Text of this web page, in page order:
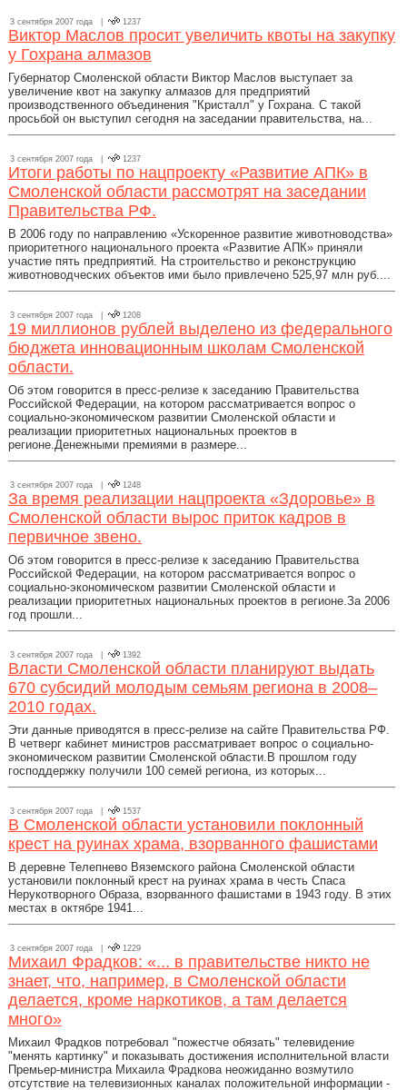
3 сентября 2007 года | 1237
Виктор Маслов просит увеличить квоты на закупку
у Гохрана алмазов
Губернатор Смоленской области Виктор Маслов выступает за
увеличение квот на закупку алмазов для предприятий
производственного объединения "Кристалл" у Гохрана. С такой
просьбой он выступил сегодня на заседании правительства, на...
3 сентября 2007 года | 1237
Итоги работы по нацпроекту «Развитие АПК» в
Смоленской области рассмотрят на заседании
Правительства РФ.
В 2006 году по направлению «Ускоренное развитие животноводства»
приоритетного национального проекта «Развитие АПК» приняли
участие пять предприятий. На строительство и реконструкцию
животноводческих объектов ими было привлечено 525,97 млн руб....
3 сентября 2007 года | 1208
19 миллионов рублей выделено из федерального
бюджета инновационным школам Смоленской
области.
Об этом говорится в пресс-релизе к заседанию Правительства
Российской Федерации, на котором рассматривается вопрос о
социально-экономическом развитии Смоленской области и
реализации приоритетных национальных проектов в
регионе.Денежными премиями в размере...
3 сентября 2007 года | 1248
За время реализации нацпроекта «Здоровье» в
Смоленской области вырос приток кадров в
первичное звено.
Об этом говорится в пресс-релизе к заседанию Правительства
Российской Федерации, на котором рассматривается вопрос о
социально-экономическом развитии Смоленской области и
реализации приоритетных национальных проектов в регионе.За 2006
год прошли...
3 сентября 2007 года | 1392
Власти Смоленской области планируют выдать
670 субсидий молодым семьям региона в 2008–
2010 годах.
Эти данные приводятся в пресс-релизе на сайте Правительства РФ.
В четверг кабинет министров рассматривает вопрос о социально-
экономическом развитии Смоленской области.В прошлом году
господдержку получили 100 семей региона, из которых...
3 сентября 2007 года | 1537
В Смоленской области установили поклонный
крест на руинах храма, взорванного фашистами
В деревне Телепнево Вяземского района Смоленской области
установили поклонный крест на руинах храма в честь Спаса
Нерукотворного Образа, взорванного фашистами в 1943 году. В этих
местах в октябре 1941...
3 сентября 2007 года | 1229
Михаил Фрадков: «... в правительстве никто не
знает, что, например, в Смоленской области
делается, кроме наркотиков, а там делается
много»
Михаил Фрадков потребовал "пожестче обязать" телевидение
"менять картинку" и показывать достижения исполнительной власти
Премьер-министра Михаила Фрадкова неожиданно возмутило
отсутствие на телевизионных каналах положительной информации -